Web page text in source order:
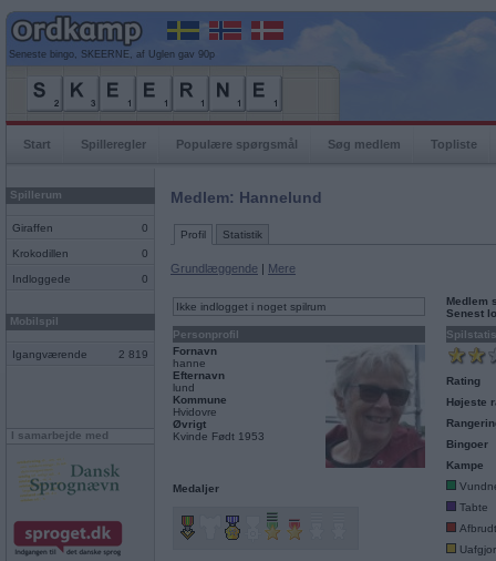
Seneste bingo, SKEERNE, af Uglen gav 90p
Start Spilleregler Populære spørgsmål Søg medlem Topliste
Spillerum
Giraffen 0
Krokodillen 0
Indloggede 0
Mobilspil
Igangværende 2 819
I samarbejde med
Medlem: Hannelund
Profil Statistik
Grundlæggende | Mere
Ikke indlogget i noget spilrum
Personprofil
Fornavn
hanne
Efternavn
lund
Kommune
Hvidovre
Øvrigt
Kvinde Født 1953
Medaljer
Medlem
Senest
Rating
Højeste
Bingoer
Kampe
Tabte